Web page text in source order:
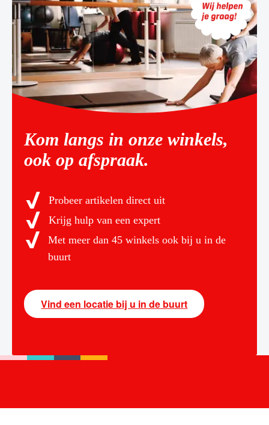
Kom langs in onze winkels,
ook op afspraak.
Probeer artikelen direct uit
Krijg hulp van een expert
Met meer dan 45 winkels ook bij u in de
buurt
Vind een locatie bij u in de buurt